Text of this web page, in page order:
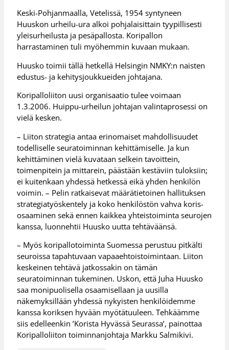
Keski-Pohjanmaalla, Vetelissä, 1954 syntyneen
Huuskon urheilu-ura alkoi pohjalaisittain tyypillisesti
yleisurheilusta ja pesäpallosta. Koripallon
harrastaminen tuli myöhemmin kuvaan mukaan.
Huusko toimii tällä hetkellä Helsingin NMKY:n naisten
edustus- ja kehitysjoukkueiden johtajana.
Koripalloliiton uusi organisaatio tulee voimaan
1.3.2006. Huippu-urheilun johtajan valintaprosessi on
vielä kesken.
– Liiton strategia antaa erinomaiset mahdollisuudet
todelliselle seuratoiminnan kehittämiselle. Ja kun
kehittäminen vielä kuvataan selkein tavoittein,
toimenpitein ja mittarein, päästään kestäviin tuloksiin;
ei kuitenkaan yhdessä hetkessä eikä yhden henkilön
voimin. – Pelin ratkaisevat määrätietoinen hallituksen
strategiatyöskentely ja koko henkilöstön vahva koris-
osaaminen sekä ennen kaikkea yhteistoiminta seurojen
kanssa, luonnehtii Huusko uutta tehtäväänsä.
– Myös koripallotoiminta Suomessa perustuu pitkälti
seuroissa tapahtuvaan vapaaehtoistoimintaan. Liiton
keskeinen tehtävä jatkossakin on tämän
seuratoiminnan tukeminen. Uskon, että Juha Huusko
saa monipuolisella osaamisellaan ja uusilla
näkemyksillään yhdessä nykyisten henkilöidemme
kanssa koriksen hyvään myötätuuleen. Tehkäämme
siis edelleenkin ’Korista Hyvässä Seurassa’, painottaa
Koripalloliiton toiminnanjohtaja Markku Salmikivi.